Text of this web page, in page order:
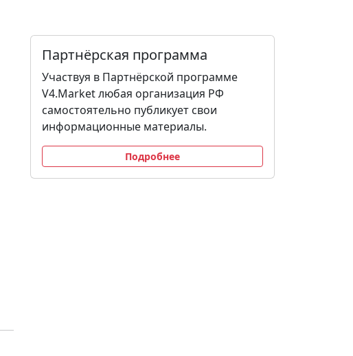
Партнёрская программа
Участвуя в Партнёрской программе
V4.Market любая организация РФ
самостоятельно публикует свои
информационные материалы.
Подробнее